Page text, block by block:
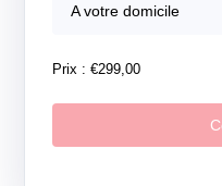
A votre domicile
Prix : €299,00